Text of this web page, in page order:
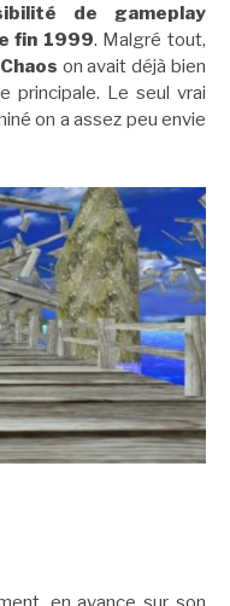
de gameplay
fin 1999. Malgré tout,
Chaos on avait déjà bien
principale. Le seul vrai
on a assez peu envie